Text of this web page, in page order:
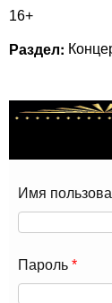
16+
Раздел:
Имя
Пароль *